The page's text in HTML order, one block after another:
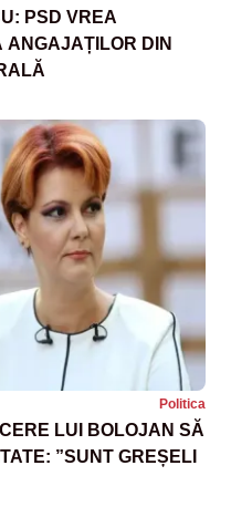
PSD VREA
ANGAJAȚILOR DIN
Politica
LUI BOLOJAN SĂ
”SUNT GREȘELI